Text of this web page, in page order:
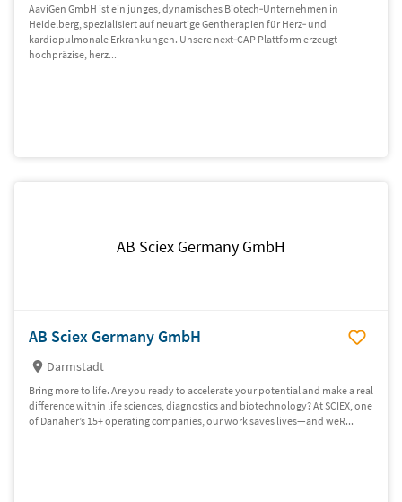
AaviGen GmbH ist ein junges, dynamisches Biotech‑Unternehmen in
Heidelberg, spezialisiert auf neuartige Gentherapien für Herz‑ und
kardiopulmonale Erkrankungen. Unsere next‑CAP Plattform erzeugt
hochpräzise, herz...
AB Sciex Germany GmbH
AB Sciex Germany GmbH
Darmstadt
Bring more to life. Are you ready to accelerate your potential and make a real
difference within life sciences, diagnostics and biotechnology? At SCIEX, one
of Danaher’s 15+ operating companies, our work saves lives—and weR...